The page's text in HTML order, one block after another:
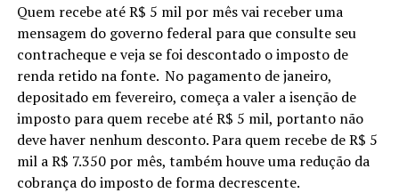
Quem recebe até R$ 5 mil por mês vai receber uma
mensagem do governo federal para que consulte seu
contracheque e veja se foi descontado o imposto de
renda retido na fonte. No pagamento de janeiro,
depositado em fevereiro, começa a valer a isenção de
imposto para quem recebe até R$ 5 mil, portanto não
deve haver nenhum desconto. Para quem recebe de R$ 5
mil a R$ 7.350 por mês, também houve uma redução da
cobrança do imposto de forma decrescente.